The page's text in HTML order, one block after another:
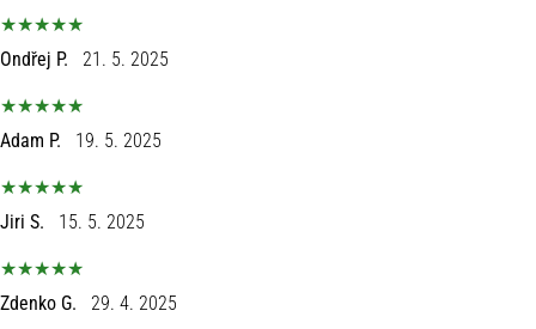
Покажи
статии
Ondřej P. 21. 5. 2025
Adam P. 19. 5. 2025
Jiri S. 15. 5. 2025
Zdenko G. 29. 4. 2025